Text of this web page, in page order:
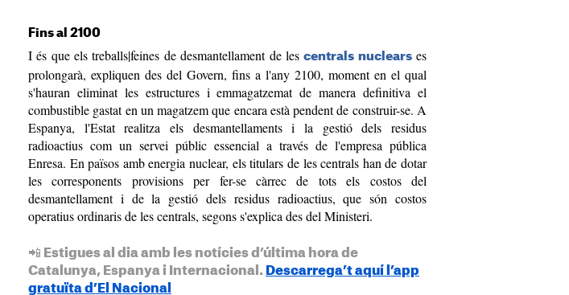
Fins al 2100
I és que els treballs|feines de desmantellament de lescentrals nuclearses
prolongarà, expliquen des del Govern, fins a l'any 2100, moment en el qual
s'hauran eliminat les estructures i emmagatzemat de manera definitiva el
combustible gastat en un magatzem que encara està pendent de construir-se. A
Espanya, l'Estat realitza els desmantellaments i la gestió dels residus
radioactius com un servei públic essencial a través de l'empresa pública
Enresa. En països amb energia nuclear, els titulars de les centrals han de dotar
les corresponents provisions per fer-se càrrec de tots els costos del
desmantellament i de la gestió dels residus radioactius, que són costos
operatius ordinaris de les centrals, segons s'explica des del Ministeri.
📲 Estigues al dia amb les notícies d’última hora de
Catalunya, Espanya i Internacional. Descarrega’t aquí l’app
gratuïta d’El Nacional